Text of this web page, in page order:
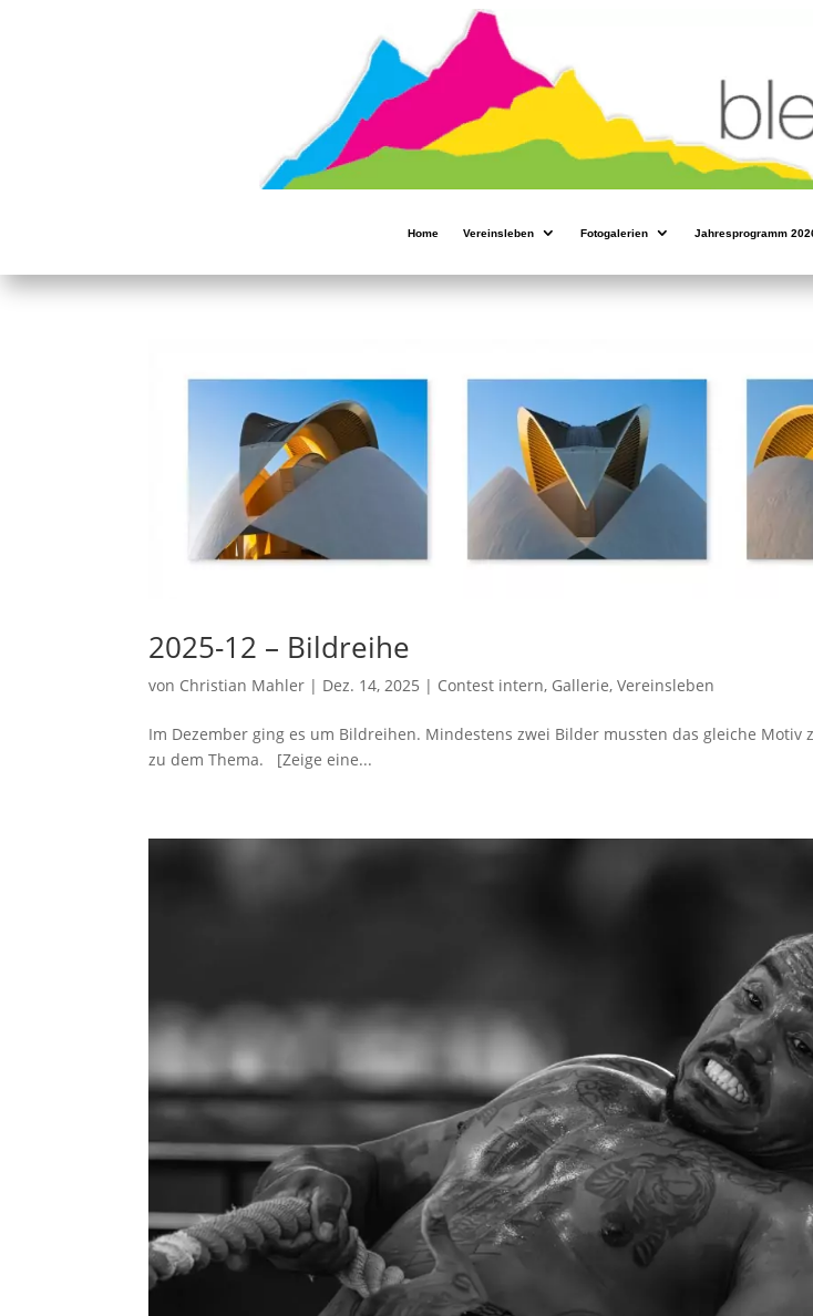
Home Vereinsleben Fotogalerien Jahresprogramm
2025-12 – Bildreihe
von Christian Mahler | Dez. 14, 2025 | Contest intern, Gallerie,Vereinsleben
Im Dezember ging es um Bildreihen. Mindestens zwei Bilder mussten das gleiche Motiv
zu dem Thema. [Zeige eine...